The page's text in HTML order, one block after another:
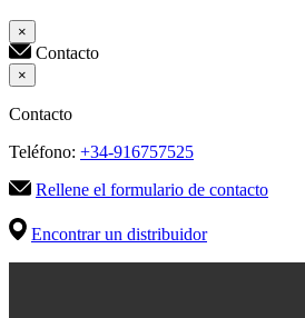
×
Contacto
×
Contacto
Teléfono: +34-916757525
Rellene el formulario de contacto
Encontrar un distribuidor